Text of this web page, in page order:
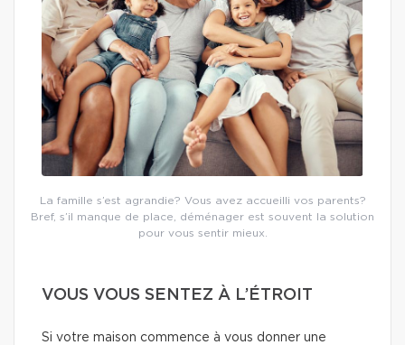
La famille s’est agrandie? Vous avez accueilli vos parents?
Bref, s’il manque de place, déménager est souvent la solution
pour vous sentir mieux.
VOUS VOUS SENTEZ À L’ÉTROIT
Si votre maison commence à vous donner une